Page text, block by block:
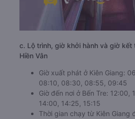
c. Lộ trình, giờ khởi hành và giờ kết
Hiền Vân
Giờ xuất phát ở Kiên Giang:
08:10, 08:30, 08:55, 09:45
Giờ đến nơi ở Bến Tre: 12:00,
14:00, 14:25, 15:15
Thời gian chạy từ Kiên Giang